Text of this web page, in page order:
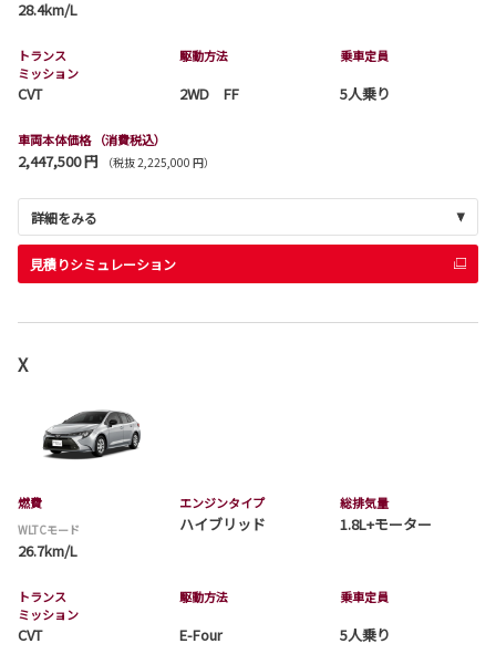
28.4km/L
トランス
ミッション
CVT
駆動方法
2WD FF
乗車定員
5人乗り
車両本体価格 （消費税込）
2,447,500 円 （税抜 2,225,000 円）
詳細をみる
見積りシミュレーション
X
燃費
WLTCモード
26.7km/L
エンジンタイプ
ハイブリッド
総排気量
1.8L+モーター
トランス
ミッション
CVT
駆動方法
E-Four
乗車定員
5人乗り